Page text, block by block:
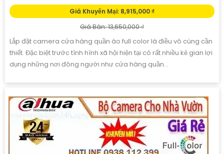
Giá Khuyến Mại: 8,915,000 ₫
Giá Bán: 13,650,000 ₫
Lắp đặt camera cửa hàng quần áo full color là điều vô cùng cần
thiết. Đặc biệt trước tình hình xã hội hiện tại có rất nhiều kẻ gian lợi
dụng những nơi đông người như cửa hàng quần...